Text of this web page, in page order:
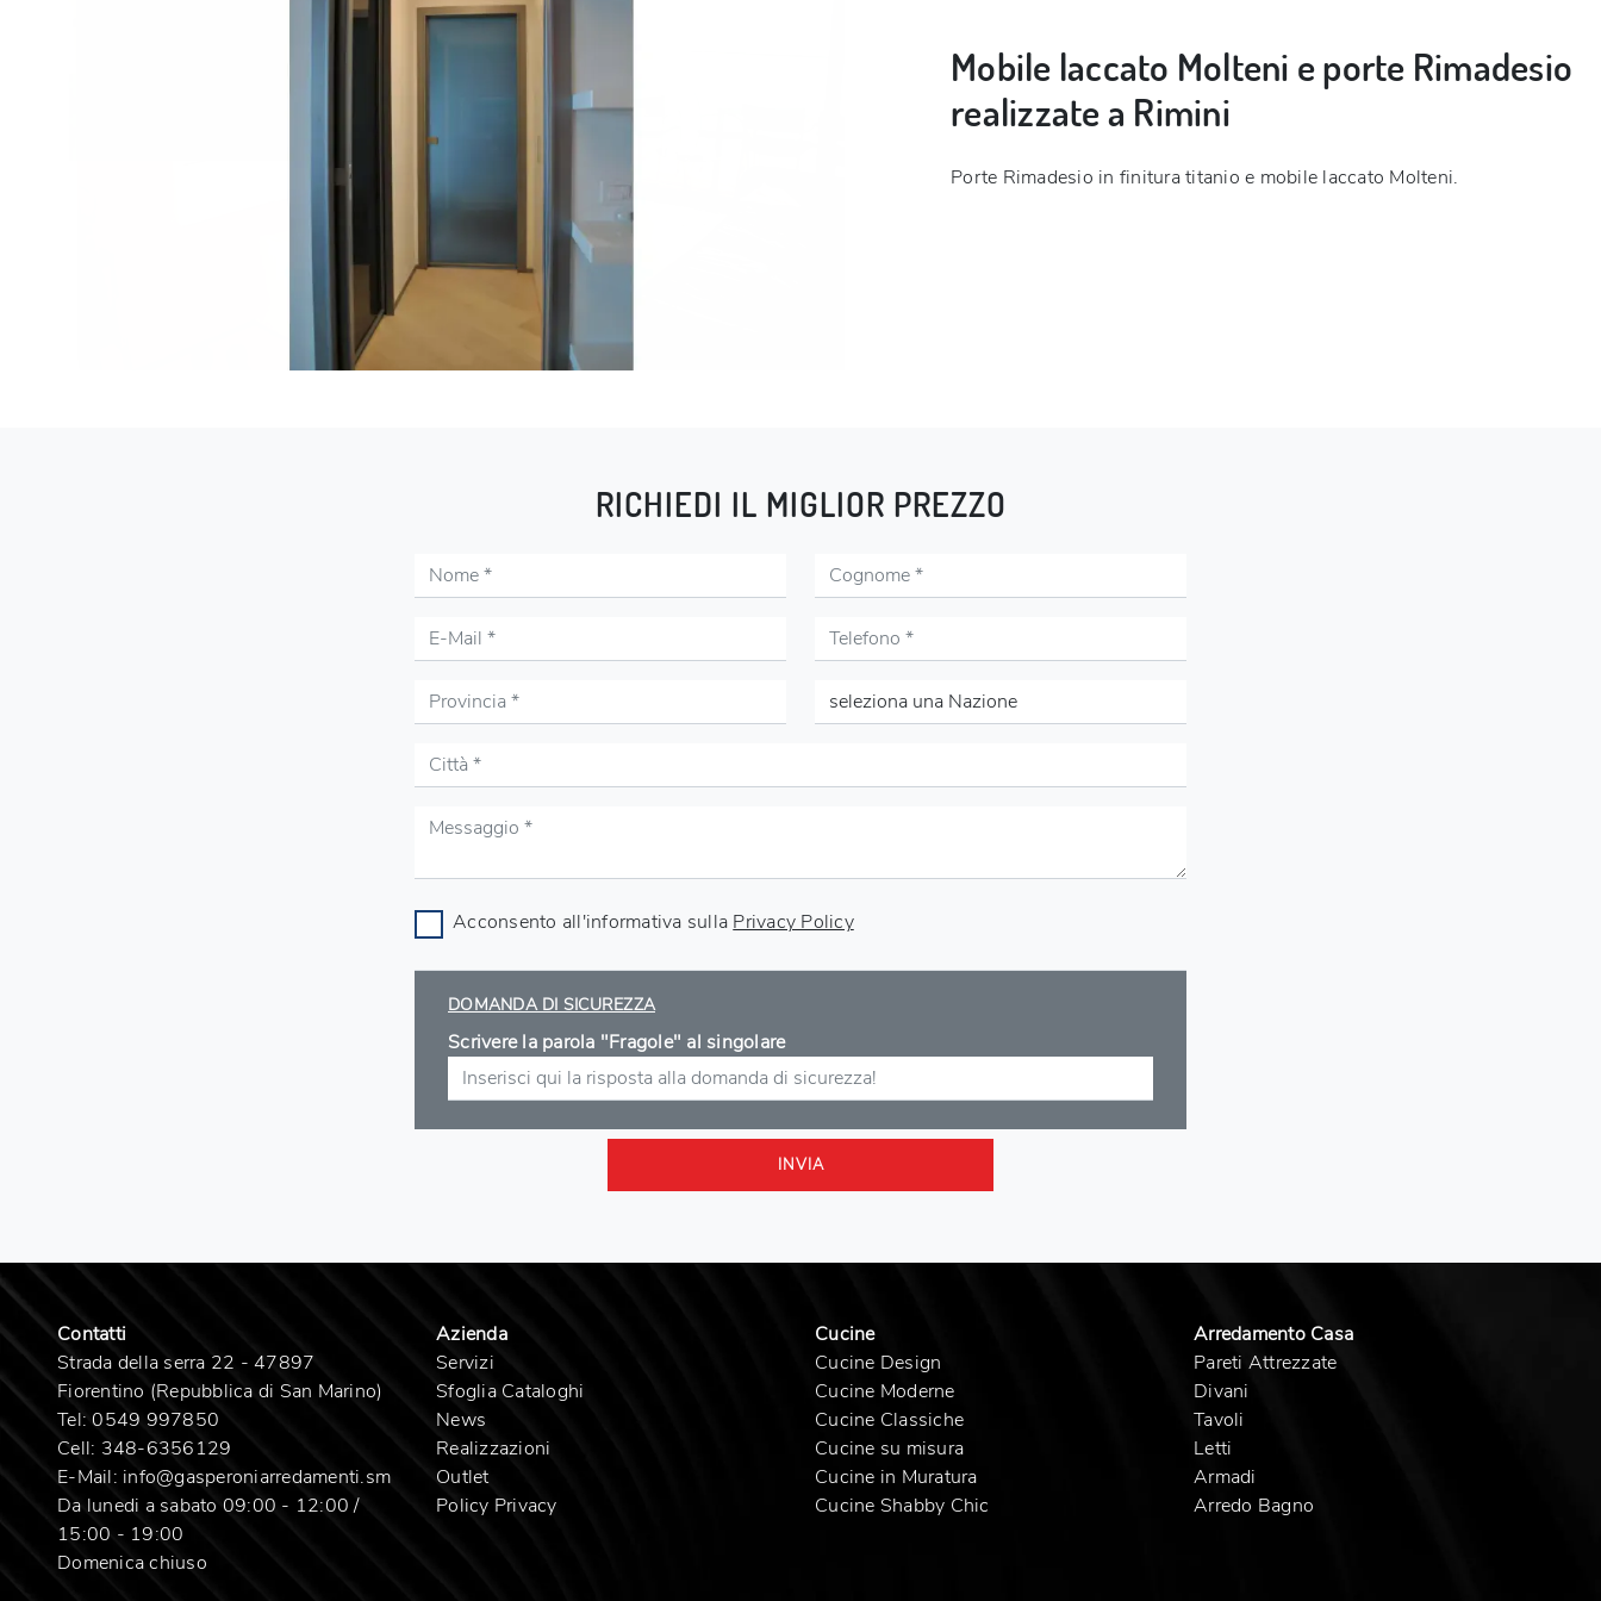
Mobile laccato Molteni e porte Rimadesio
realizzate a Rimini
Porte Rimadesio in finitura titanio e mobile laccato Molteni.
RICHIEDI IL MIGLIOR PREZZO
Acconsento all'informativa sulla Privacy Policy
DOMANDA DI SICUREZZA
Scrivere la parola "Fragole" al singolare
INVIA
Contatti
Strada della serra 22 - 47897
Fiorentino (Repubblica di San Marino)
Tel: 0549 997850
Cell: 348-6356129
E-Mail: info@gasperoniarredamenti.sm
Da lunedi a sabato 09:00 - 12:00 /
15:00 - 19:00
Domenica chiuso
Azienda
Servizi
Sfoglia Cataloghi
News
Realizzazioni
Outlet
Policy Privacy
Cucine
Cucine Design
Cucine Moderne
Cucine Classiche
Cucine su misura
Cucine in Muratura
Cucine Shabby Chic
Arredamento Casa
Pareti Attrezzate
Divani
Tavoli
Letti
Armadi
Arredo Bagno